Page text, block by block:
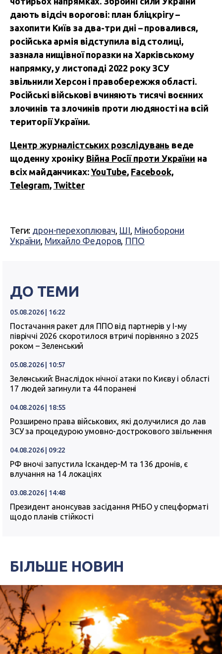
дають відсіч ворогові: план бліцкрігу –
захопити Київ за два-три дні – провалився,
російська армія відступила від столиці,
зазнала нищівної поразки на Харківському
напрямку, у листопаді 2022 року ЗСУ
звільнили Херсон і правобережжя області.
Російські військові вчиняють тисячі воєнних
злочинів та злочинів проти людяності на всій
території України.
Центр журналістських розслідувань веде
щоденну хроніку Війна Росії проти України на
всіх майданчиках:YouTube, Facebook,
Telegram, Twitter
Теги: дрон-перехоплювач, ШІ, Міноборони
України, Михайло Федоров, ППО
ДО ТЕМИ
05.08.2026 | 16:22
Постачання ракет для ППО від партнерів у I-му
півріччі 2026 скоротилося втричі порівняно з 2025
роком – Зеленський
05.08.2026 | 10:57
Зеленський: Внаслідок нічної атаки по Києву і області
17 людей загинули та 44 поранені
04.08.2026 | 18:55
Розширено права військових, які долучилися до лав
ЗСУ за процедурою умовно-дострокового звільнення
04.08.2026 | 09:22
РФ вночі запустила Іскандер-М та 136 дронів, є
влучання на 14 локаціях
03.08.2026 | 14:48
Президент анонсував засідання РНБО у спецформаті
щодо планів стійкості
БІЛЬШЕ НОВИН